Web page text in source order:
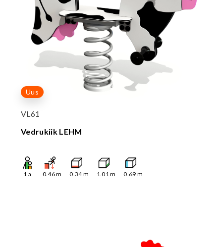
Uus
VL61
Vedrukiik LEHM
1 a 0.46m 0.34m 1.01m 0.69 m